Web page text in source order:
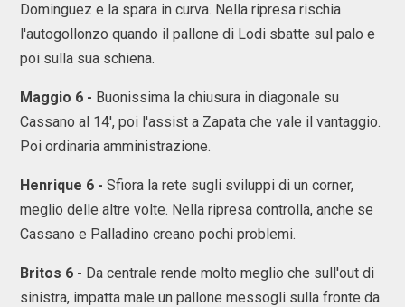
Dominguez e la spara in curva. Nella ripresa rischia
l'autogollonzo quando il pallone di Lodi sbatte sul palo e
poi sulla sua schiena.
Maggio 6 - Buonissima la chiusura in diagonale su
Cassano al 14', poi l'assist a Zapata che vale il vantaggio.
Poi ordinaria amministrazione.
Henrique 6 - Sfiora la rete sugli sviluppi di un corner,
meglio delle altre volte. Nella ripresa controlla, anche se
Cassano e Palladino creano pochi problemi.
Britos 6 - Da centrale rende molto meglio che sull'out di
sinistra, impatta male un pallone messogli sulla fronte da